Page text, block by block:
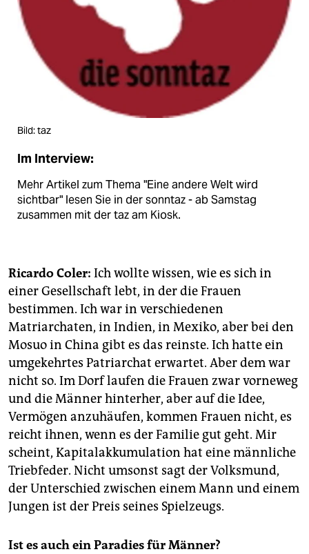
Bild: taz
Im Interview:
Mehr Artikel zum Thema "Eine andere Welt wird
sichtbar" lesen Sie in der sonntaz - ab Samstag
zusammen mit der taz am Kiosk.
Ricardo Coler: Ich wollte wissen, wie es sich in
einer Gesellschaft lebt, in der die Frauen
bestimmen. Ich war in verschiedenen
Matriarchaten, in Indien, in Mexiko, aber bei den
Mosuo in China gibt es das reinste. Ich hatte ein
umgekehrtes Patriarchat erwartet. Aber dem war
nicht so. Im Dorf laufen die Frauen zwar vorneweg
und die Männer hinterher, aber auf die Idee,
Vermögen anzuhäufen, kommen Frauen nicht, es
reicht ihnen, wenn es der Familie gut geht. Mir
scheint, Kapitalakkumulation hat eine männliche
Triebfeder. Nicht umsonst sagt der Volksmund,
der Unterschied zwischen einem Mann und einem
Jungen ist der Preis seines Spielzeugs.
Ist es auch ein Paradies für Männer?